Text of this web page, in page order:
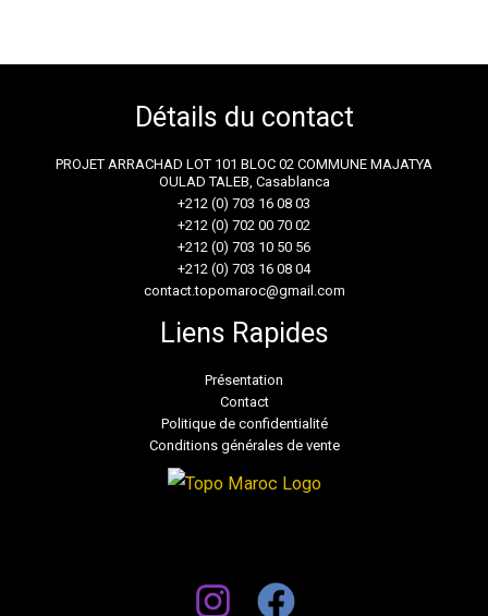
Détails du contact
PROJET ARRACHAD LOT 101 BLOC 02 COMMUNE MAJATYA
OULAD TALEB, Casablanca
+212 (0) 703 16 08 03
+212 (0) 702 00 70 02
+212 (0) 703 10 50 56
+212 (0) 703 16 08 04
contact.topomaroc@gmail.com
Liens Rapides
Présentation
Contact
Politique de confidentialité
Conditions générales de vente